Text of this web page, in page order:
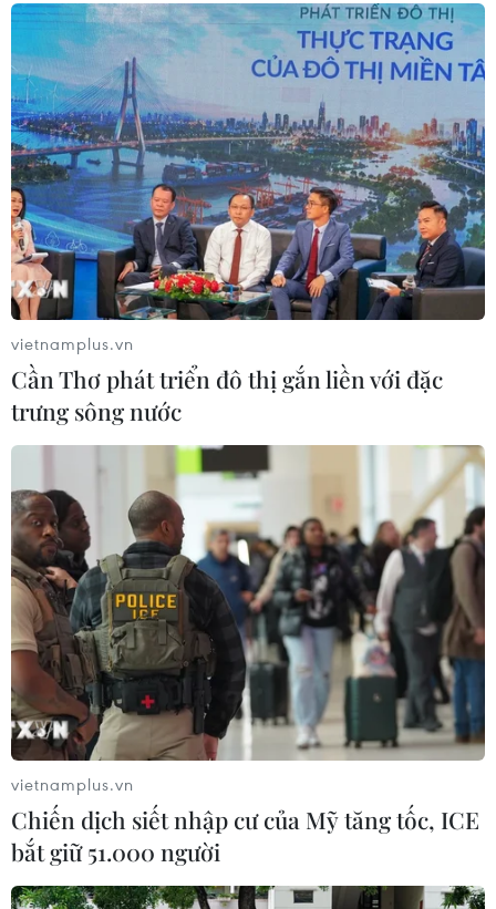
TIN CÙNG CHUYÊN MỤC
vietnamplus.vn
Cần Thơ phát triển đô thị gắn liền với đặc
trưng sông nước
vietnamplus.vn
Chiến dịch siết nhập cư của Mỹ tăng tốc, ICE
bắt giữ 51.000 người